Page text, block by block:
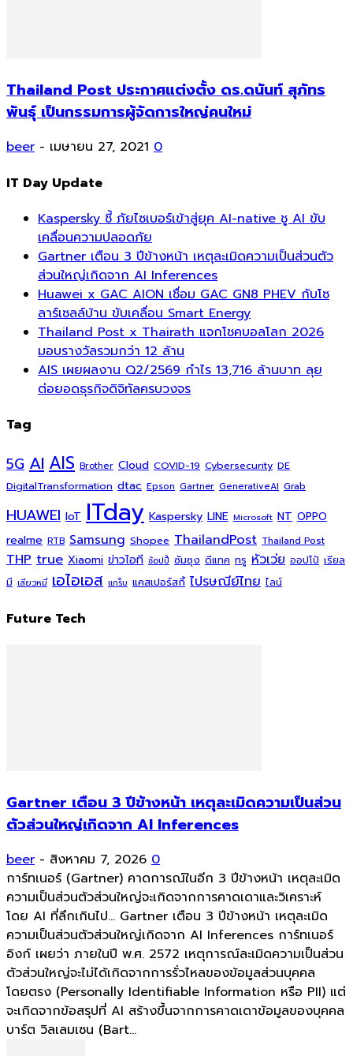
Thailand Post ประกาศแต่งตั้ง ดร.ดนันท์ สุภัทร
พันธุ์ เป็นกรรมการผู้จัดการใหญ่คนใหม่
beer - เมษายน 27, 2021 0
IT Day Update
Kaspersky ชี้ ภัยไซเบอร์เข้าสู่ยุค AI-native ชู AI ขับ
เคลื่อนความปลอดภัย
Gartner เตือน 3 ปีข้างหน้า เหตุละเมิดความเป็นส่วนตัว
ส่วนใหญ่เกิดจาก AI Inferences
Huawei x GAC AION เชื่อม GAC GN8 PHEV กับโซ
ลาร์เซลล์บ้าน ขับเคลื่อน Smart Energy
Thailand Post x Thairath แจกโชคบอลโลก 2026
มอบรางวัลรวมกว่า 12 ล้าน
AIS เผยผลงาน Q2/2569 กำไร 13,716 ล้านบาท ลุย
ต่อยอดธุรกิจดิจิทัลครบวงจร
Tag
5G AI AIS Brother Cloud COVID-19 Cybersecurity DE
DigitalTransformation dtac Epson Gartner GenerativeAI Grab
HUAWEI IoT ITday Kaspersky LINE Microsoft NT OPPO
realme RTB Samsung Shopee ThailandPost Thailand Post
THP true Xiaomi ข่าวไอที ช้อปปี้ ซัมซุง ดีแทค ทรู หัวเว่ย ออปโป้ เรียล
มี เสียวหมี่ เอไอเอส แกร็บ แคสเปอร์สกี้ ไปรษณีย์ไทย ไลน์
Future Tech
Gartner เตือน 3 ปีข้างหน้า เหตุละเมิดความเป็นส่วน
ตัวส่วนใหญ่เกิดจาก AI Inferences
beer - สิงหาคม 7, 2026 0
การ์ทเนอร์ (Gartner) คาดการณ์ในอีก 3 ปีข้างหน้า เหตุละเมิด
ความเป็นส่วนตัวส่วนใหญ่จะเกิดจากการคาดเดาและวิเคราะห์
โดย AI ที่ลึกเกินไป... Gartner เตือน 3 ปีข้างหน้า เหตุละเมิด
ความเป็นส่วนตัวส่วนใหญ่เกิดจาก AI Inferences การ์ทเนอร์
อิงก์ เผยว่า ภายในปี พ.ศ. 2572 เหตุการณ์ละเมิดความเป็นส่วน
ตัวส่วนใหญ่จะไม่ได้เกิดจากการรั่วไหลของข้อมูลส่วนบุคคล
โดยตรง (Personally Identifiable Information หรือ PII) แต่
จะเกิดจากข้อสรุปที่ AI สร้างขึ้นจากการคาดเดาข้อมูลของบุคคล
บาร์ต วิลเลมเซน (Bart...